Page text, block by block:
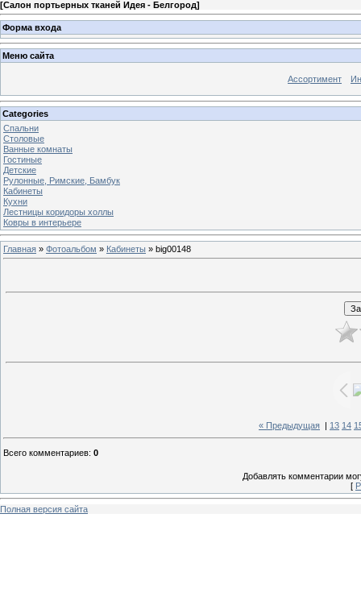
[Салон портьерных тканей Идея - Белгород]
Форма входа
Меню сайта
Ассортимент
Categories
Спальни
Столовые
Ванные комнаты
Гостиные
Детские
Рулонные, Римские, Бамбук
Кабинеты
Кухни
Лестницы коридоры холлы
Ковры в интерьере
Главная » Фотоальбом » Кабинеты » big00148
« Предыдущая 13 14
Всего комментариев: 0
Добавлять комментарии
[
Полная версия сайта